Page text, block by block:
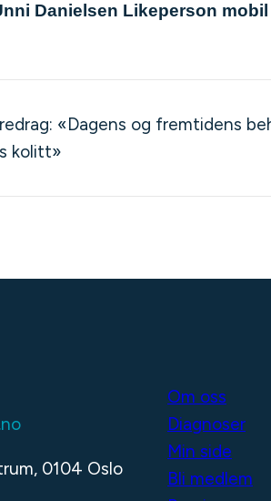
Danielsen Likeperson mobil
«Dagens og fremtidens
kolitt»
0104 Oslo
Om oss
Diagnoser
Min side
Bli medlem